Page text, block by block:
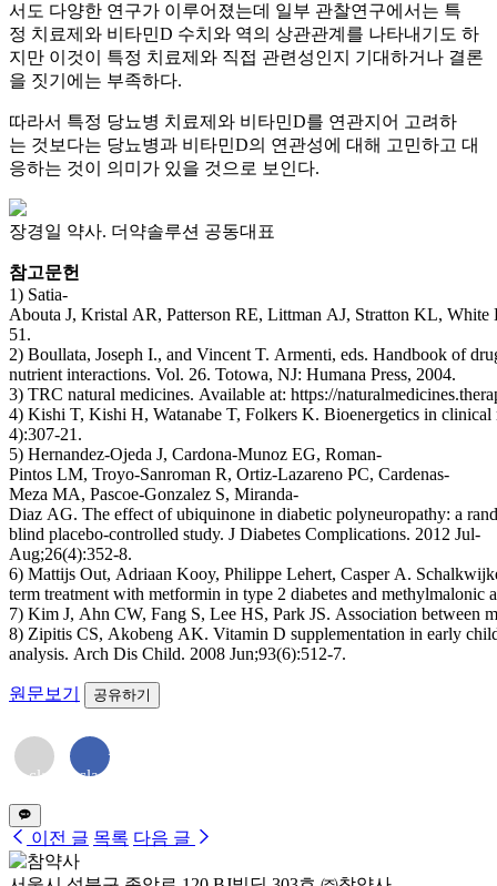
서도 다양한 연구가 이루어졌는데 일부 관찰연구에서는 특
정 치료제와 비타민D 수치와 역의 상관관계를 나타내기도 하
지만 이것이 특정 치료제와 직접 관련성인지 기대하거나 결론
을 짓기에는 부족하다.
따라서 특정 당뇨병 치료제와 비타민D를 연관지어 고려하
는 것보다는 당뇨병과 비타민D의 연관성에 대해 고민하고 대
응하는 것이 의미가 있을 것으로 보인다.
장경일 약사. 더약솔루션 공동대표
참고문헌
1) Satia-
Abouta J, Kristal AR, Patterson RE, Littman AJ, Stratton KL,
51.
2) Boullata, Joseph I., and Vincent T. Armenti, eds. Handbook of
nutrient interactions. Vol. 26. Totowa, NJ: Humana Press, 2004.
3) TRC natural medicines. Available at: https://
4) Kishi T, Kishi H, Watanabe T, Folkers K. Bioenergetics in
4):307-21.
5) Hernandez-Ojeda J, Cardona-Munoz EG, Roman-
Pintos LM, Troyo-Sanroman R, Ortiz-Lazareno PC, Cardenas-
Meza MA, Pascoe-Gonzalez S, Miranda-
Diaz AG. The effect of ubiquinone in diabetic polyneuropathy: a
blind placebo-controlled study. J Diabetes Complications. 2012 Jul-
Aug;26(4):352-8.
6) Mattijs Out, Adriaan Kooy, Philippe Lehert, Casper A.
term treatment with metformin in type 2 diabetes and
7) Kim J, Ahn CW, Fang S, Lee HS, Park JS. Association between
8) Zipitis CS, Akobeng AK. Vitamin D supplementation in early
analysis. Arch Dis Child. 2008 Jun;93(6):512-7.
원문보기 공유하기
class="far
envelope">
</i>
<i
class="fab
f"></i>
이전 글 목록 다음 글